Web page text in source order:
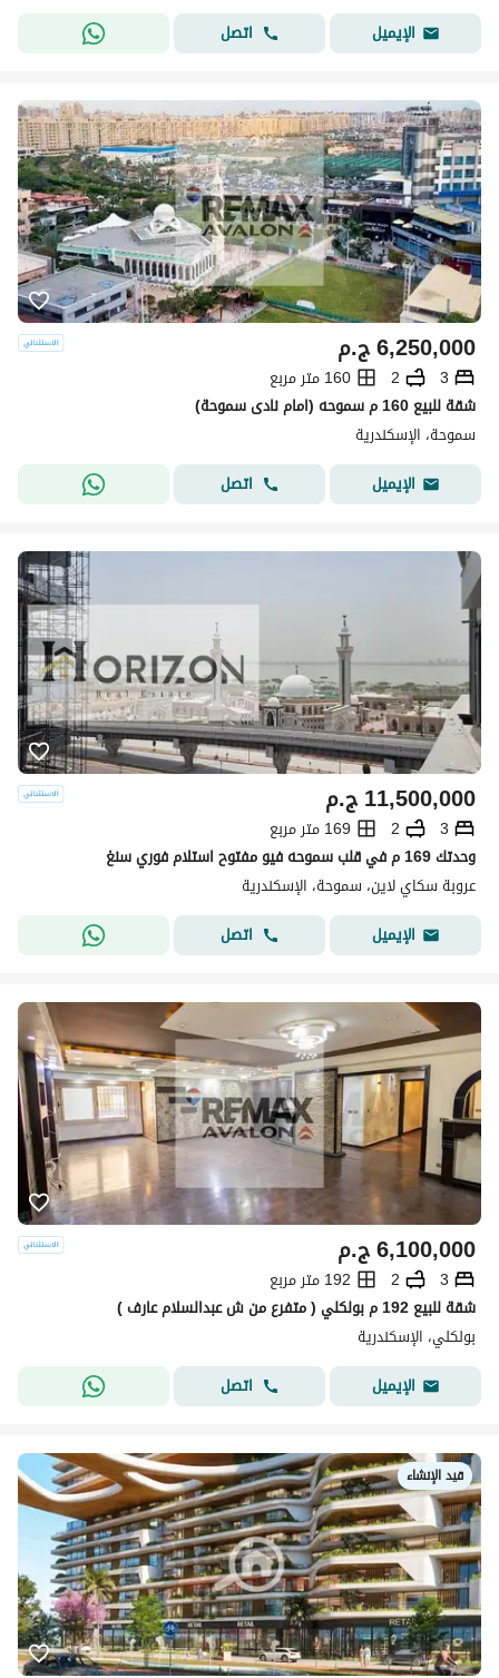
الإيميل
اتصل
ج.م6,250,000
3
2
160 متر مربع
شقة للبيع 160 م سموحه (امام نادى سموحة)
سموحة، الإسكندرية
الإيميل
اتصل
ج.م11,500,000
3
2
169 متر مربع
وحدتك 169 م في قلب سموحه فيو مفتوح استلام فوري سنغ
عروبة سكاي لاين، سموحة، الإسكندرية
الإيميل
اتصل
ج.م6,100,000
3
2
192 متر مربع
شقة للبيع 192 م بولكلي ( متفرع من ش عبدالسلام عارف )
بولكلي، الإسكندرية
الإيميل
اتصل
قيد الإنشاء